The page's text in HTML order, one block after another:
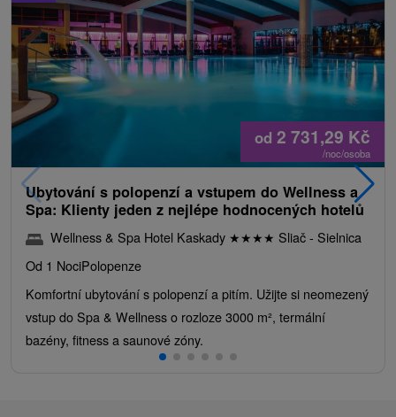
od 2 731,29 Kč
/noc/osoba
Ubytování s polopenzí a vstupem do Wellness a
Spa: Klienty jeden z nejlépe hodnocených hotelů
Wellness & Spa Hotel Kaskady ★★★★ Sliač - Sielnica
Od 1 NociPolopenze
Komfortní ubytování s polopenzí a pitím. Užijte si neomezený
vstup do Spa & Wellness o rozloze 3000 m², termální
bazény, fitness a saunové zóny.